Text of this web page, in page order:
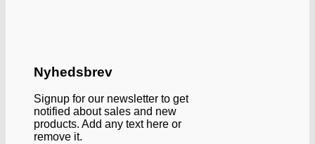
Nyhedsbrev
Signup for our newsletter to get
notified about sales and new
products. Add any text here or
remove it.